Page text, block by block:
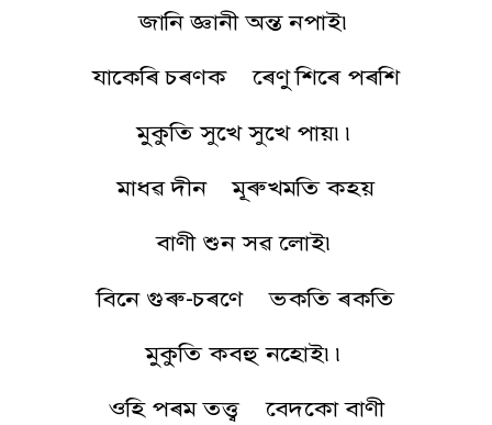
জানি জ্ঞানী অন্ত নপাই৷
যাকেৰি চৰণক ৰেণু শিৰে পৰশি
মুকুতি সুখে সুখে পায়৷৷
মাধৱ দীন মূৰুখমতি কহয়
বাণী শুন সৱ লোই৷
বিনে গুৰু-চৰণে ভকতি ৰকতি
মুকুতি কবহু নহোই৷৷
ওহি পৰম তত্ত্ব বেদকো বাণী